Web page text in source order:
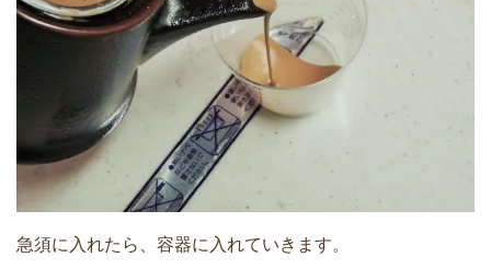
急須に入れたら、容器に入れていきます。